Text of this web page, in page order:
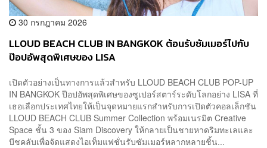
30 กรกฎาคม 2026
LLOUD BEACH CLUB IN BANGKOK ต้อนรับซัมเมอร์ไปกับ
ป๊อปอัพสุดพิเศษของ LISA
เปิดตัวอย่างเป็นทางการแล้วสำหรับ LLOUD BEACH CLUB POP-UP
IN BANGKOK ป๊อปอัพสุดพิเศษของซูเปอร์สตาร์ระดับโลกอย่าง LISA ที่
เธอเลือกประเทศไทยให้เป็นจุดหมายแรกสำหรับการเปิดตัวคอลเล็กชัน
LLOUD BEACH CLUB Summer Collection พร้อมเนรมิต Creative
Space ชั้น 3 ของ Siam Discovery ให้กลายเป็นชายหาดริมทะเลและ
บีชคลับเพื่อจัดแสดงไอเท็มแฟชั่นรับซัมเมอร์หลากหลายชิ้น...